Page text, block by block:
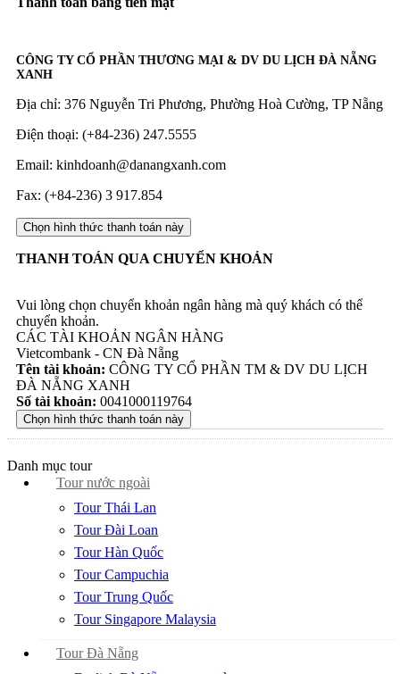
CÔNG TY CỔ PHẦN THƯƠNG MẠI & DV DU LỊCH ĐÀ NẴNG
XANH
Địa chỉ: 376 Nguyễn Tri Phương, Phường Hoà Cường, TP Nẵng
Điện thoại: (+84-236) 247.5555
Email: kinhdoanh@danangxanh.com
Fax: (+84-236) 3 917.854
THANH TOÁN QUA CHUYỂN KHOẢN
Vui lòng chọn chuyển khoản ngân hàng mà quý khách có thể
chuyển khoản.
CÁC TÀI KHOẢN NGÂN HÀNG
Vietcombank - CN Đà Nẵng
Tên tài khoản: CÔNG TY CỔ PHẦN TM & DV DU LỊCH
ĐÀ NẴNG XANH
Số tài khoản: 0041000119764
Danh mục tour
Tour nước ngoài
Tour Thái Lan
Tour Đài Loan
Tour Hàn Quốc
Tour Campuchia
Tour Trung Quốc
Tour Singapore Malaysia
Tour Đà Nẵng